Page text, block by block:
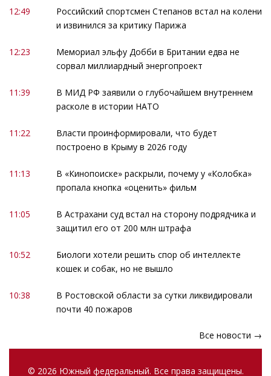
12:49
Российский спортсмен Степанов встал на колени
и извинился за критику Парижа
12:23
Мемориал эльфу Добби в Британии едва не
сорвал миллиардный энергопроект
11:39
В МИД РФ заявили о глубочайшем внутреннем
расколе в истории НАТО
11:22
Власти проинформировали, что будет
построено в Крыму в 2026 году
11:13
В «Кинопоиске» раскрыли, почему у «Колобка»
пропала кнопка «оценить» фильм
11:05
В Астрахани суд встал на сторону подрядчика и
защитил его от 200 млн штрафа
10:52
Биологи хотели решить спор об интеллекте
кошек и собак, но не вышло
10:38
В Ростовской области за сутки ликвидировали
почти 40 пожаров
Все новости →
© 2026 Южный федеральный. Все права защищены.